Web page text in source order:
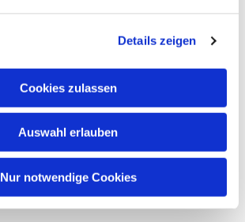
Details zeigen
Cookies zulassen
Auswahl erlauben
Nur notwendige Cookies